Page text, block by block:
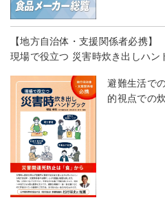
【地方自治体・支援関係者必携】
現場で役立つ 災害時炊き出しハン
避難生活で
的視点での